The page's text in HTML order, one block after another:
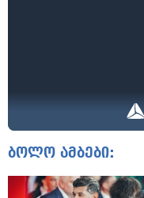
ბოლო ამბები: